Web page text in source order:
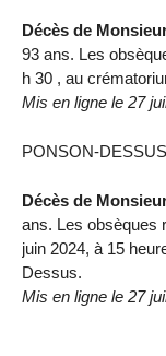
Décès de
93 ans. Les
h 30 , au
Mis en ligne le 27
PONSON-
Décès de
ans. Les obsèques
juin 2024, à 15
Dessus.
Mis en ligne le 27